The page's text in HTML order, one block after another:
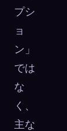
プシ
ョ
ン」
では
な
く、
主な